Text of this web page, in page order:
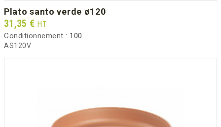
plato santo verde ø120
Prix
31,35 € HT
Conditionnement : 100
AS120V